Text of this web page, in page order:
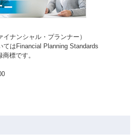
ンシャル・プランナー）
はFinancial Planning Standards
標です。